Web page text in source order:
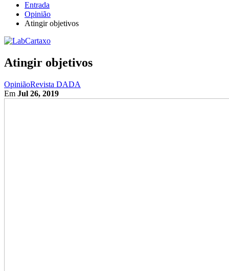
Entrada
Opinião
Atingir objetivos
Atingir objetivos
OpiniãoRevista DADA
Em Jul 26, 2019